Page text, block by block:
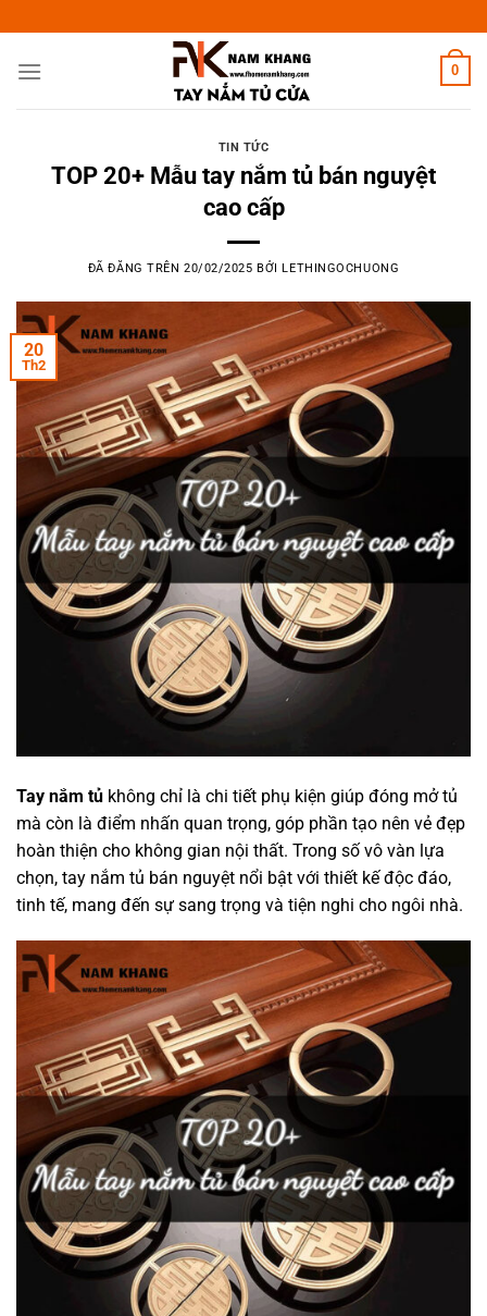
đến
nội
0
TIN TỨC
TOP 20+ Mẫu tay nắm tủ bán nguyệt
cao cấp
ĐÃ ĐĂNG TRÊN 20/02/2025 BỞILETHINGOCHUONG
20
Th2
Tay nắm tủ không chỉ là chi tiết phụ kiện giúp đóng mở tủ
mà còn là điểm nhấn quan trọng, góp phần tạo nên vẻ đẹp
hoàn thiện cho không gian nội thất. Trong số vô vàn lựa
chọn, tay nắm tủ bán nguyệt nổi bật với thiết kế độc đáo,
tinh tế, mang đến sự sang trọng và tiện nghi cho ngôi nhà.